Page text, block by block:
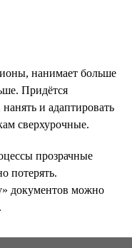
нанимает больше
Придётся
и адаптировать
сверхурочные.
прозрачные
потерять.
документов можно